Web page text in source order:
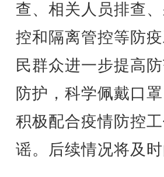
查、相关人员排查
控和隔离管控等防
民群众进一步提高
防护，科学佩戴口
积极配合疫情防控
谣。后续情况将及时